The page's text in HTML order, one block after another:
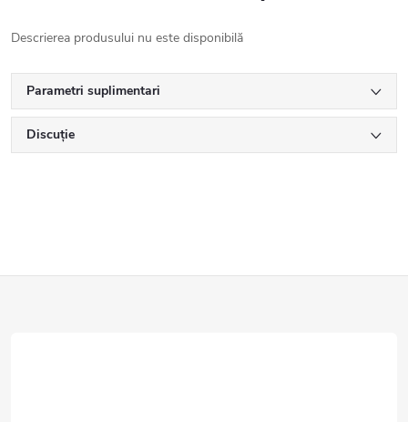
Descrierea produsului nu este disponibilă
Parametri suplimentari
Discuţie